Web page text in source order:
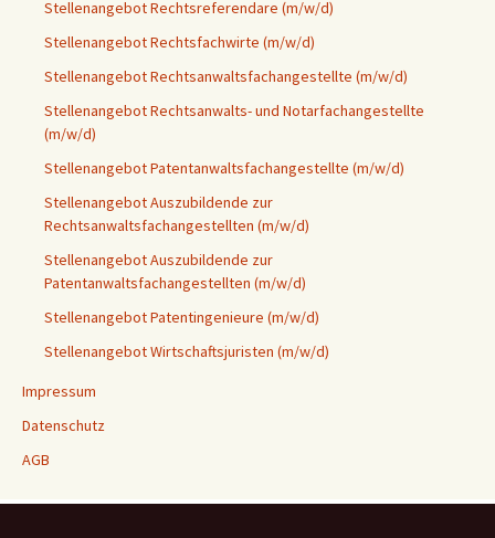
Stellenangebot Rechtsreferendare (m/w/d)
Stellenangebot Rechtsfachwirte (m/w/d)
Stellenangebot Rechtsanwaltsfachangestellte (m/w/d)
Stellenangebot Rechtsanwalts- und Notarfachangestellte
(m/w/d)
Stellenangebot Patentanwaltsfachangestellte (m/w/d)
Stellenangebot Auszubildende zur
Rechtsanwaltsfachangestellten (m/w/d)
Stellenangebot Auszubildende zur
Patentanwaltsfachangestellten (m/w/d)
Stellenangebot Patentingenieure (m/w/d)
Stellenangebot Wirtschaftsjuristen (m/w/d)
Impressum
Datenschutz
AGB